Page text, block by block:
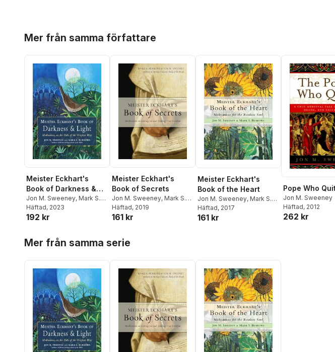
Mer från samma författare
Meister Eckhart's
Book of Darkness &
Light
Jon M. Sweeney, Mark S.
Burrows,Meister Eckhart
Häftad, 2023
192 kr
Meister Eckhart's
Book of Secrets
Jon M. Sweeney, Mark S.
Burrows
Häftad, 2019
161 kr
Meister Eckhart's
Book of the Heart
Jon M. Sweeney, Mark S.
Burrows
Häftad, 2017
161 kr
Pope Who
Jon M. Sweeney
Häftad, 2012
262 kr
Mer från samma serie